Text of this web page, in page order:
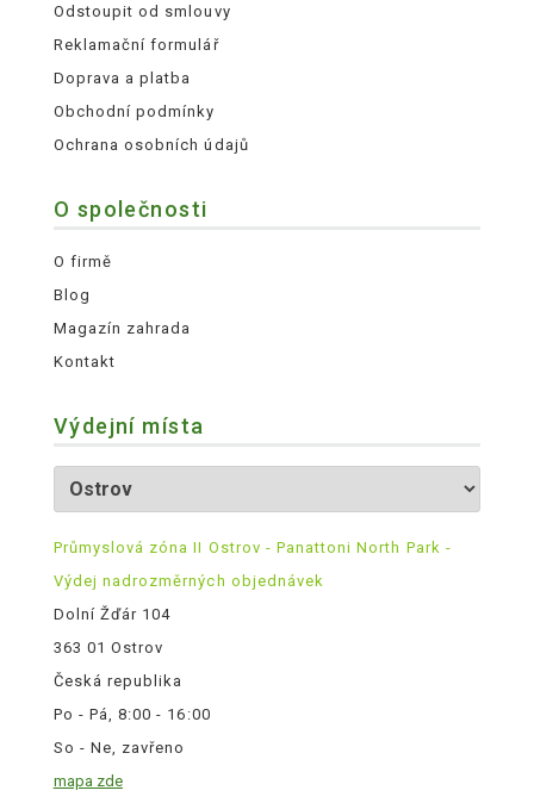
Odstoupit od smlouvy
Reklamační formulář
Doprava a platba
Obchodní podmínky
Ochrana osobních údajů
O společnosti
O firmě
Blog
Magazín zahrada
Kontakt
Výdejní místa
Průmyslová zóna II Ostrov - Panattoni North Park -
Výdej nadrozměrných objednávek
Dolní Žďár 104
363 01 Ostrov
Česká republika
Po - Pá, 8:00 - 16:00
So - Ne, zavřeno
mapa zde